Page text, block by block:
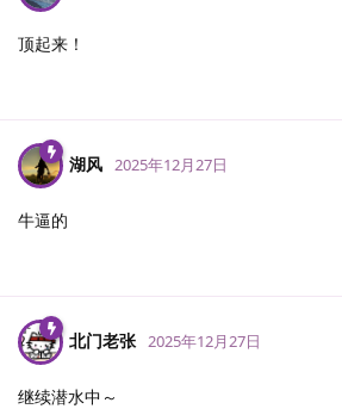
顶起来！
湖风 2025年12月27日
牛逼的
北门老张 2025年12月27日
继续潜水中～